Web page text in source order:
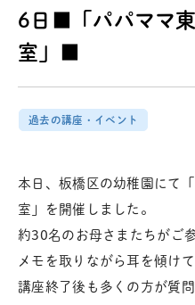
6日■「パパママ
室」■
過去の講座・イベント
本日、板橋区の幼稚園にて
室」を開催しました。
約30名のお母さまたちがご
メモを取りながら耳を傾け
講座終了後も多くの方が質